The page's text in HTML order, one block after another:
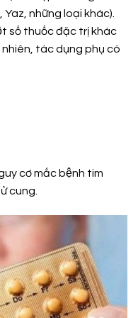
những loại khác).
số thuốc đặc trị khác
tác dụng phụ có
cơ mắc bệnh tim
cung.